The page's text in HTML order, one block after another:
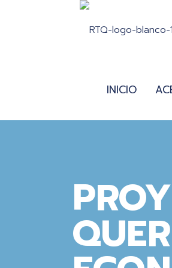
INICIO